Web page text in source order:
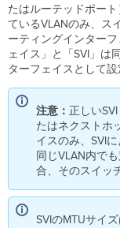
ッ
チ
管
理
IP
イ
ン
タ
ー
フ
イ
ス
たはルーテッドポー
ているVLANのみ、ス
ーティングインター
ェイス」と「SVI」は
ターフェイスとして
注意：正しい
たはネクストホ
イスのみ、SVI
同じVLAN内で
合、そのスイッ
SVIのMTUサイズ